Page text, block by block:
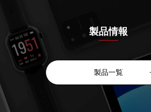
製品情報
製品一覧